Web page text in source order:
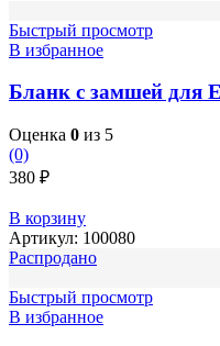
Быстрый просмотр
В избранное
Бланк с замшей для
Оценка 0 из 5
(0)
380 ₽
В корзину
Артикул: 100080
Распродано
Быстрый просмотр
В избранное